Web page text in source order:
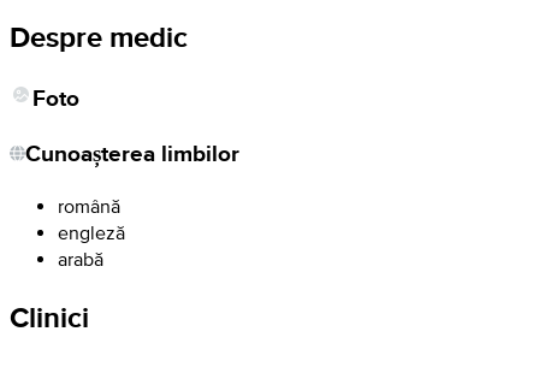
Despre medic
Foto
Cunoașterea limbilor
română
engleză
arabă
Clinici